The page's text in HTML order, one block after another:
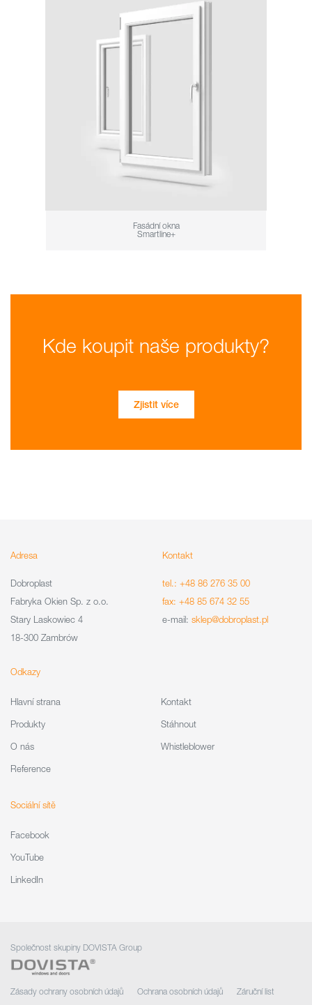
Fasádní okna
Smartline+
Kde koupit naše produkty?
Zjistit více
Adresa
Dobroplast
Fabryka Okien Sp. z o.o.
Stary Laskowiec 4
18-300 Zambrów
Kontakt
tel.: +48 86 276 35 00
fax: +48 85 674 32 55
e-mail: sklep@dobroplast.pl
Odkazy
Hlavní strana
Produkty
O nás
Reference
Kontakt
Stáhnout
Whistleblower
Sociální sítě
Facebook
YouTube
LinkedIn
Společnost skupiny DOVISTA Group
Zásady ochrany osobních údajů Ochrana osobních údajů
Záruční list